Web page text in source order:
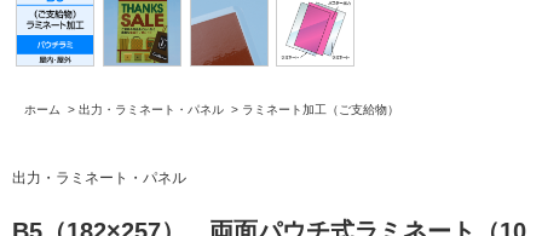
ホーム > 出力・ラミネート・パネル > ラミネート加工（ご支給物）
出力・ラミネート・パネル